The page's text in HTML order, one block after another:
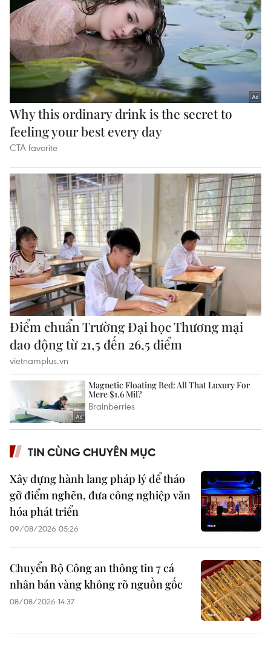
TIN CÙNG CHUYÊN MỤC
Xây dựng hành lang pháp lý để tháo
gỡ điểm nghẽn, đưa công nghiệp văn
hóa phát triển
09/08/2026 05:26
Chuyển Bộ Công an thông tin 7 cá
nhân bán vàng không rõ nguồn gốc
08/08/2026 14:37